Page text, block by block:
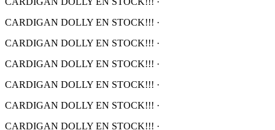
CARDIGAN DOLLY EN STOCK!!! ·
CARDIGAN DOLLY EN STOCK!!! ·
CARDIGAN DOLLY EN STOCK!!! ·
CARDIGAN DOLLY EN STOCK!!! ·
CARDIGAN DOLLY EN STOCK!!! ·
CARDIGAN DOLLY EN STOCK!!! ·